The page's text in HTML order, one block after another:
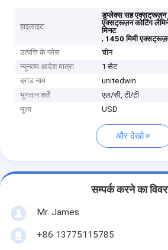
हाइलाइट
डुप्लेक्स सह एक्सट्रूज़न
एक्सट्रूज़न कोटिंग
मिनट
, 1450 मिमी
उत्पत्ति के प्लेस
चीन
न्यूनतम आदेश मात्रा
1 सेट
ब्रांड नाम
unitedwin
भुगतान शर्तें
एल/सी, टी/टी
मूल्य
USD
और देखो
सम्पर्क करने का
Mr. James
+86 13775115785